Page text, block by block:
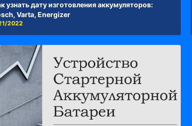
узнать дату изготовления аккумуляторов:
Varta, Energizer
2022